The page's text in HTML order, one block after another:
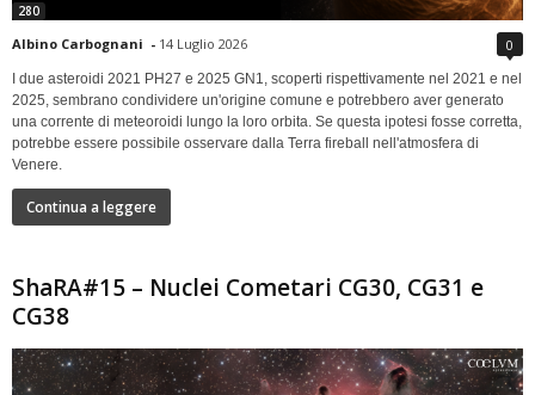
280
Albino Carbognani - 14 Luglio 2026 0
I due asteroidi 2021 PH27 e 2025 GN1, scoperti rispettivamente nel 2021 e nel
2025, sembrano condividere un'origine comune e potrebbero aver generato
una corrente di meteoroidi lungo la loro orbita. Se questa ipotesi fosse corretta,
potrebbe essere possibile osservare dalla Terra fireball nell'atmosfera di
Venere.
Continua a leggere
ShaRA#15 – Nuclei Cometari CG30, CG31 e
CG38